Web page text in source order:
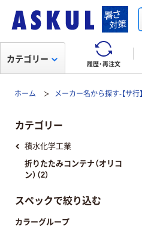
履歴・再注文
カテゴリー
ホーム メーカー名から探す-【サ行】
カテゴリー
積水化学工業
折りたたみコンテナ（オリコ
ン）（2）
スペックで絞り込む
カラーグループ